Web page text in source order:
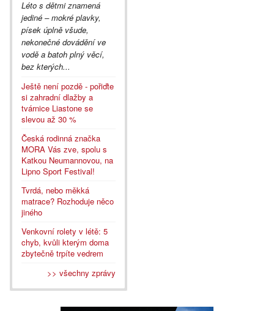
Léto s dětmi znamená
jediné – mokré plavky,
písek úplně všude,
nekonečné dovádění ve
vodě a batoh plný věcí,
bez kterých...
Ještě není pozdě - pořiďte
si zahradní dlažby a
tvárnice Liastone se
slevou až 30 %
Česká rodinná značka
MORA Vás zve, spolu s
Katkou Neumannovou, na
Lipno Sport Festival!
Tvrdá, nebo měkká
matrace? Rozhoduje něco
jiného
Venkovní rolety v létě: 5
chyb, kvůli kterým doma
zbytečně trpíte vedrem
>> všechny zprávy